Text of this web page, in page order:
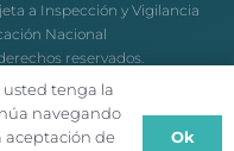
a Inspección y Vigilancia
Nacional
reservados.
usted tenga la
navegando
aceptación de
Ok